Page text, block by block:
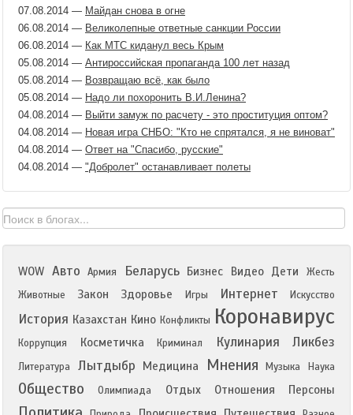
07.08.2014 — Майдан снова в огне
06.08.2014 — Великолепные ответные санкции России
06.08.2014 — Как МТС киданул весь Крым
05.08.2014 — Антироссийская пропаганда 100 лет назад
05.08.2014 — Возвращаю всё, как было
05.08.2014 — Надо ли похоронить В.И.Ленина?
04.08.2014 — Выйти замуж по расчету - это проституция оптом?
04.08.2014 — Новая игра СНБО: "Кто не спрятался, я не виноват"
04.08.2014 — Ответ на "Спасибо, русские"
04.08.2014 — "Добролет" останавливает полеты
WOW Авто Армия Беларусь Бизнес Видео Дети
Жесть
Животные
Закон Здоровье Игры Интернет Искусство
История Казахстан Кино Конфликты Коронавирус
Коррупция Косметичка Криминал Кулинария Ликбез
Литература Лытдыбр Медицина Мнения Музыка Наука
Общество Олимпиада Отдых Отношения Персоны